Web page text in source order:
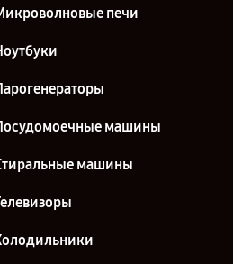
печи
машины
машины